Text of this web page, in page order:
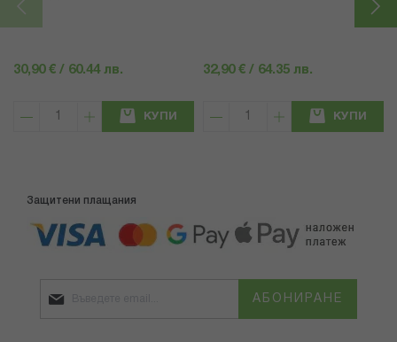
30,90 € / 60.44 лв.
КУПИ
32,90 € / 64.35 лв.
КУПИ
Защитени плащания
АБОНИРАНЕ